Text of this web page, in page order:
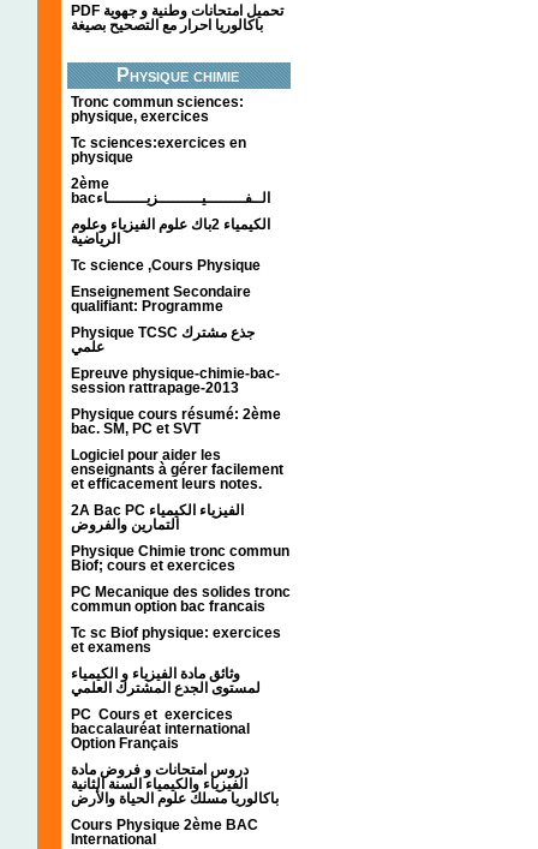
PDF تحميل امتحانات وطنية و جهوية
باكالوريا احرار مع التصحيح بصيغة
Physique chimie
Tronc commun sciences:
physique, exercices
Tc sciences:exercices en
physique
2ème
bacالــفــــــــيـــــــــزيــــــــاء
الكيمياء 2باك علوم الفيزياء وعلوم
الرياضية
Tc science ,Cours Physique
Enseignement Secondaire
qualifiant: Programme
Physique TCSC جذع مشترك
علمي
Epreuve physique-chimie-bac-
session rattrapage-2013
Physique cours résumé: 2ème
bac. SM, PC et SVT
Logiciel pour aider les
enseignants à gérer facilement
et efficacement leurs notes.
2A Bac PC الفيزياء الكيمياء
التمارين والفروض
Physique Chimie tronc commun
Biof; cours et exercices
PC Mecanique des solides tronc
commun option bac francais
Tc sc Biof physique: exercices
et examens
وثائق مادة الفيزياء و الكيمياء
PC Cours et exercices
baccalauréat international
Option Français
دروس امتحانات و فروض مادة
الفيزياء والكيمياء السنة الثانية
باكالوريا مسلك علوم الحياة والأرض
Cours Physique 2ème BAC
International